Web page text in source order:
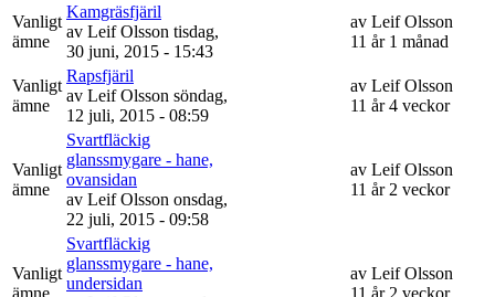
Vanligt
ämne
Kamgräsfjäril
av Leif Olsson tisdag,
30 juni, 2015 - 15:43
av Leif Olsson
11 år 1 månad
Vanligt
ämne
Rapsfjäril
av Leif Olsson söndag,
12 juli, 2015 - 08:59
av Leif Olsson
11 år 4 veckor
Vanligt
ämne
Svartfläckig
glanssmygare - hane,
ovansidan
av Leif Olsson onsdag,
22 juli, 2015 - 09:58
av Leif Olsson
11 år 2 veckor
Vanligt
ämne
Svartfläckig
glanssmygare - hane,
undersidan
av Leif Olsson
11 år 2 veckor